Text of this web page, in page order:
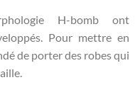
H-bomb ont
Pour mettre en
de porter des robes qui